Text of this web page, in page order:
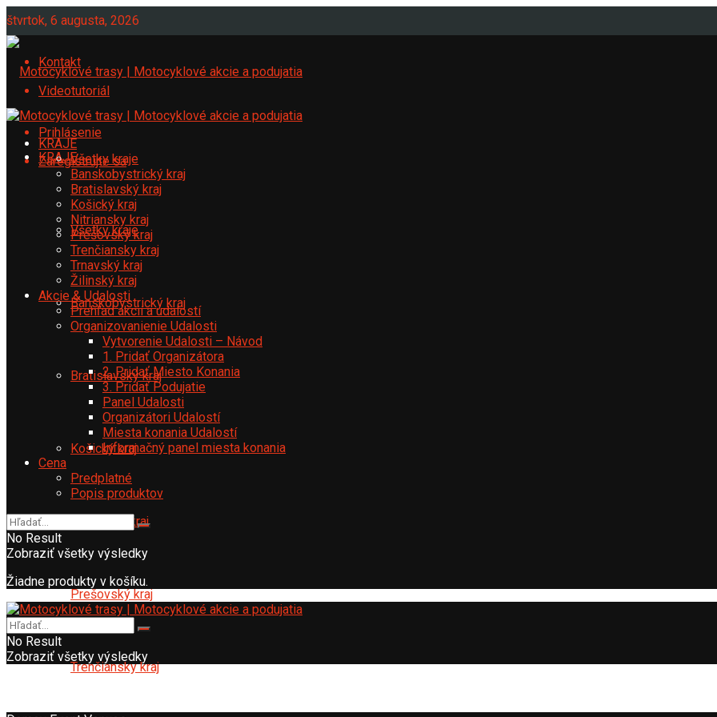
štvrtok, 6 augusta, 2026
Kontakt
Videotutoriál
Prihlásenie
Zaregistrujte sa
KRAJE
Všetky kraje
Banskobystrický kraj
Bratislavský kraj
Košický kraj
Nitriansky kraj
Prešovský kraj
Trenčiansky kraj
KRAJE
Všetky kraje
Banskobystrický kraj
Bratislavský kraj
Košický kraj
Nitriansky kraj
Prešovský kraj
Trenčiansky kraj
Trnavský kraj
Žilinský kraj
Akcie & Udalosti
Prehľad akcií a udalostí
Organizovanienie Udalosti
Vytvorenie Udalosti – Návod
1. Pridať Organizátora
2. Pridať Miesto Konania
3. Pridať Podujatie
Panel Udalosti
Organizátori Udalostí
Miesta konania Udalostí
Informačný panel miesta konania
Cena
Predplatné
Popis produktov
No Result
Zobraziť všetky výsledky
Žiadne produkty v košíku.
No Result
Zobraziť všetky výsledky